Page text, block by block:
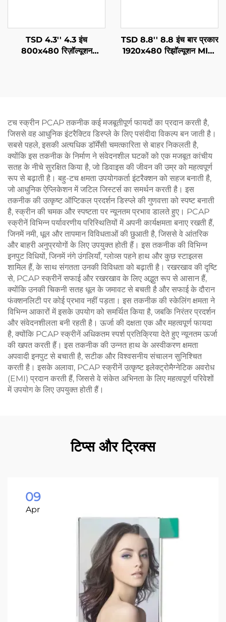
TSD 4.3'' 4.3 इंच
800x480 रिज़ॉल्यूशन
TSD 8.8'' 8.8 इंच बार प्रकार
1920x480 रिझॉल्यूशन MIPI
टच स्क्रीन PCAP तकनीक कई मजबूतीपूर्ण फायदों का प्रदान करती है,
जिससे वह आधुनिक इंटरैक्टिव डिस्प्ले के लिए पसंदीदा विकल्प बन जाती है।
सबसे पहले, इसकी अत्यधिक डॉर्मेंसी चमत्कारिता से बाहर निकलती है,
क्योंकि इस तकनीक के निर्माण ने संवेदनशील घटकों को एक मजबूत कांचीय
सतह के नीचे सुरक्षित किया है, जो डिवाइस की जीवन की उम्र को महत्वपूर्ण
रूप से बढ़ाती है। बहु-टच क्षमता उपयोगकर्ता इंटरैक्शन को सहज बनाती है,
जो आधुनिक ऐप्लिकेशन में जटिल जिस्टर्स का समर्थन करती है। इस
तकनीक की उत्कृष्ट ऑप्टिकल प्रदर्शन डिस्प्ले की गुणवत्ता को स्पष्ट बनाती
है, स्क्रीन की चमक और स्पष्टता पर न्यूनतम प्रभाव डालते हुए। PCAP
स्क्रीनें विभिन्न पर्यावरणीय परिस्थितियों में अपनी कार्यक्षमता बनाए रखती हैं,
जिनमें नमी, धूल और तापमान विविधताओं की छुआती है, जिससे वे आंतरिक
और बाहरी अनुप्रयोगों के लिए उपयुक्त होती हैं। इस तकनीक की विभिन्न
इनपुट विधियों, जिनमें नंगे उंगलियाँ, ग्लोव्स पहने हाथ और कुछ स्टाइलस
शामिल हैं, के साथ संगतता उनकी विविधता को बढ़ाती है। रखरखाव की दृष्टि
से, PCAP स्क्रीनें सफाई और रखरखाव के लिए अद्भुत रूप से आसान हैं,
क्योंकि उनकी चिकनी सतह धूल के जमावट से बचती है और सफाई के दौरान
फंक्शनलिटी पर कोई प्रभाव नहीं पड़ता। इस तकनीक की स्केलिंग क्षमता ने
विभिन्न आकारों में इसके उपयोग को समर्थित किया है, जबकि निरंतर प्रदर्शन
और संवेदनशीलता बनी रहती है। ऊर्जा की दक्षता एक और महत्वपूर्ण फायदा
है, क्योंकि PCAP स्क्रीनें अधिकतम स्पर्श प्रतिक्रिया देते हुए न्यूनतम ऊर्जा
की खपत करती हैं। इस तकनीक की उन्नत हाथ के अस्वीकरण क्षमता
अपवादी इनपुट से बचाती है, सटीक और विश्वसनीय संचालन सुनिश्चित
करती है। इसके अलावा, PCAP स्क्रीनें उत्कृष्ट इलेक्ट्रोमैग्नेटिक अवरोध
(EMI) प्रदान करती हैं, जिससे वे संकेत अभिनता के लिए महत्वपूर्ण परिवेशों
में उपयोग के लिए उपयुक्त होती हैं।
टिप्स और ट्रिक्स
09
Apr